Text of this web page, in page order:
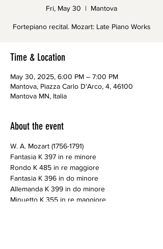
Fri, May 30
  |
Mantova
Time & Location
May 30, 2025, 6:00 PM – 7:00 PM
Mantova, Piazza Carlo D'Arco, 4, 46100
Mantova MN, Italia
About the event
W. A. Mozart (1756-1791)
Fantasia K 397 in re minore
Rondo K 485 in re maggiore
Fantasia K 396 in do minore
Allemanda K 399 in do minore
Minuetto K 355 in re maggiore